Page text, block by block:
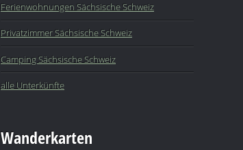
Ferienwohnungen Sächsische Schweiz
Privatzimmer Sächsische Schweiz
Camping Sächsische Schweiz
alle Unterkünfte
Wanderkarten